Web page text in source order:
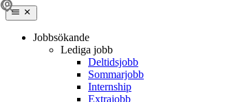
Jobbsökande
Lediga jobb
Deltidsjobb
Sommarjobb
Internship
Extrajobb